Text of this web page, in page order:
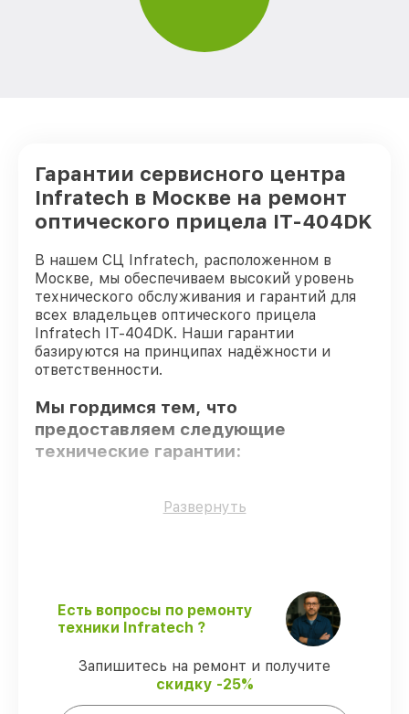
Гарантии сервисного центра
Infratech в Москве на ремонт
оптического прицела IT-404DK
В нашем СЦ Infratech, расположенном в
Москве, мы обеспечиваем высокий уровень
технического обслуживания и гарантий для
всех владельцев оптического прицела
Infratech IT-404DK. Наши гарантии
базируются на принципах надёжности и
ответственности.
Мы гордимся тем, что
предоставляем следующие
технические гарантии:
Только фирменные комплектующие
Соблюдение сроков починки–
гарантируем завершение работ без
Гарантийное обслуживание– все
работы по восстановлению проводятся с
официальной гарантией.
Развернуть
Есть вопросы по ремонту
техники Infratech ?
Запишитесь на ремонт и получите
скидку -25%